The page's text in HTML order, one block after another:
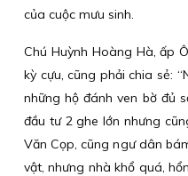
của cuộc mưu sinh.
Chú Huỳnh Hoàng Hà, ấp
kỳ cựu, cũng phải chia sẻ:
những hộ đánh ven bờ đủ
đầu tư 2 ghe lớn nhưng
Văn Cọp, cũng ngư dân
vật, nhưng nhà khổ quá,